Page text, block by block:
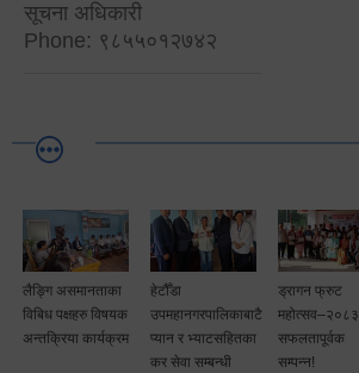
सूचना अधिकारी
Phone: ९८५५०१२७४२
लैङ्गि असमानताका
विबिध पक्षहरु विषयक
अन्तक्रिया कार्यक्रम
हेटौँडा
उपमहानगरपालिकाबाटै
प्यान र भ्याटसहितका
कर सेवा सम्बन्धी
ड्रागन फ्रुट
महोत्सव–२०८३
सफलतापूर्वक
सम्पन्न!